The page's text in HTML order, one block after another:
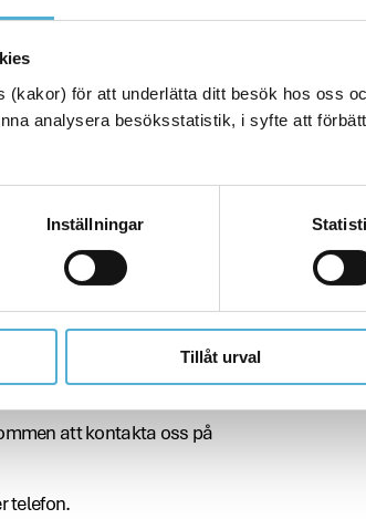
(kakor) för att underlätta ditt besök hos oss
analysera besöksstatistik, i syfte att
Inställningar
Tillåt urval
försäkringsvillkor.
kan du skicka in en
till:
att kontakta oss på
telefon.